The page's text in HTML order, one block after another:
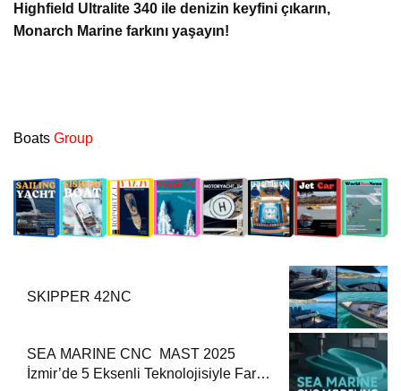
Highfield Ultralite 340 ile denizin keyfini çıkarın,
Monarch Marine farkını yaşayın!
Boats Group
SKIPPER 42NC
SEA MARINE CNC MAST 2025
İzmir’de 5 Eksenli Teknolojisiyle Fark